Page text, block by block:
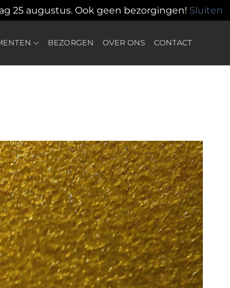
25 augustus. Ook geen bezorgingen! Sluiten
BEZORGEN OVER ONS CONTACT